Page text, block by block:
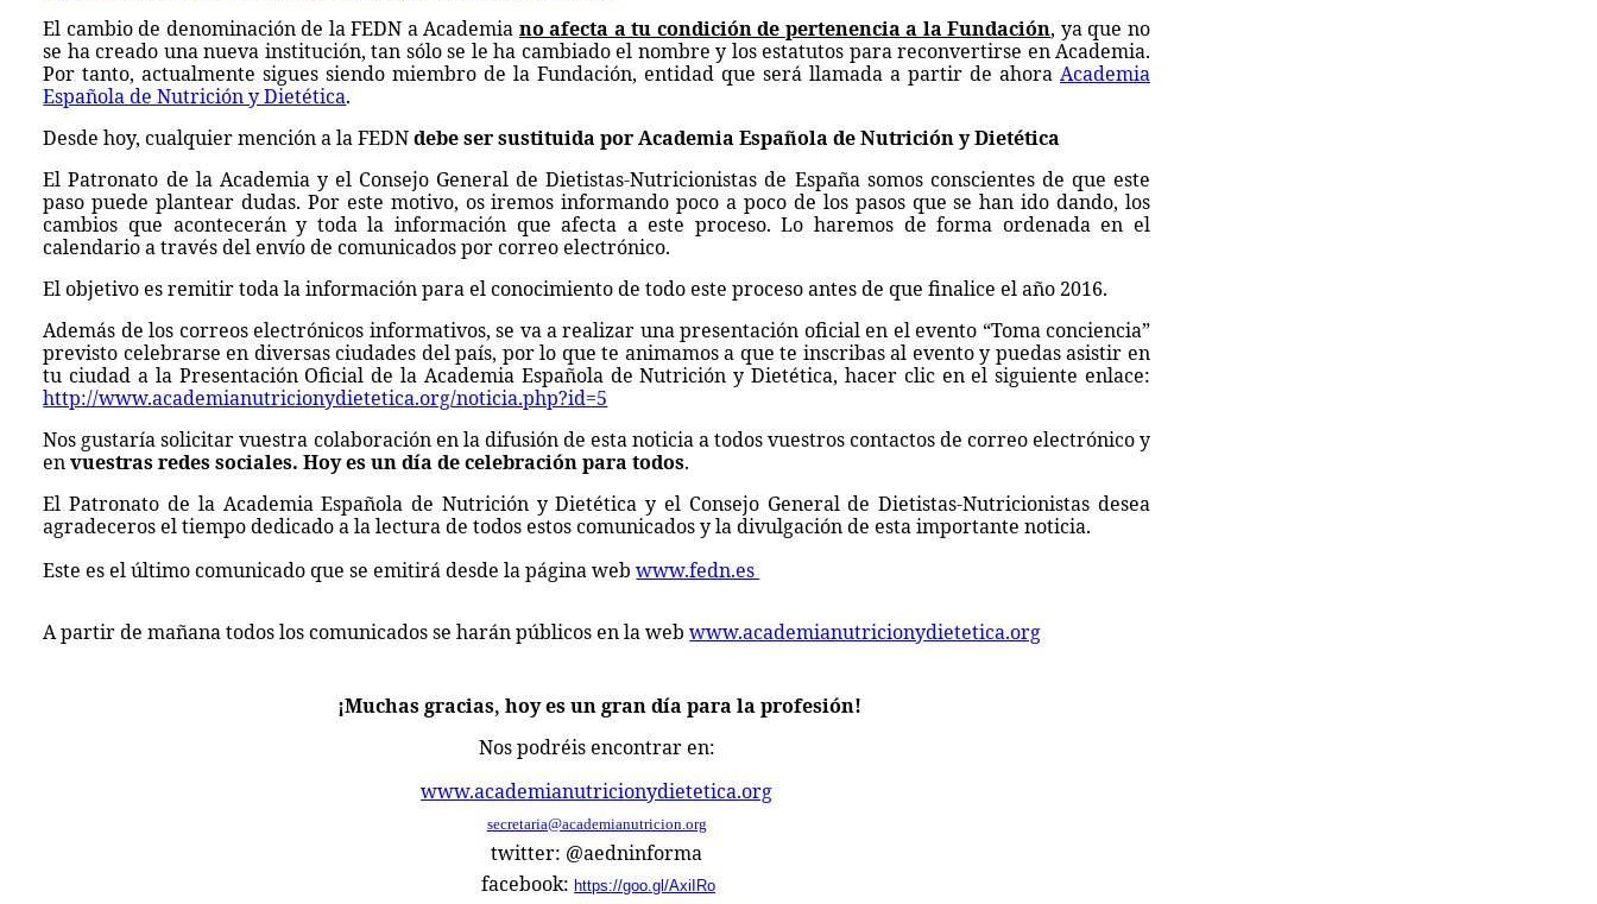
El cambio de denominación de la FEDN a Academia no afecta a tu condición de pertenencia a la Fundación, ya que no
se ha creado una nueva institución, tan sólo se le ha cambiado el nombre y los estatutos para reconvertirse en Academia.
Por tanto, actualmente sigues siendo miembro de la Fundación, entidad que será llamada a partir de ahora Academia
Española de Nutrición y Dietética.
Desde hoy, cualquier mención a la FEDNdebe ser sustituida por Academia Española de Nutrición y Dietética
El Patronato de la Academia y el Consejo General de Dietistas-Nutricionistas de España somos conscientes de que este
paso puede plantear dudas. Por este motivo, os iremos informando poco a poco de los pasos que se han ido dando, los
cambios que acontecerán y toda la información que afecta a este proceso. Lo haremos de forma ordenada en el
calendario a través del envío de comunicados por correo electrónico.
El objetivo es remitir toda la información para el conocimiento de todo este proceso antes de que finalice el año 2016.
Además de los correos electrónicos informativos, se va a realizar una presentación oficial en el evento “Toma conciencia”
previsto celebrarse en diversas ciudades del país, por lo que te animamos a que te inscribas al evento y puedas asistir en
tu ciudad a la Presentación Oficial de la Academia Española de Nutrición y Dietética, hacer clic en el siguiente enlace:
http://www.academianutricionydietetica.org/noticia.php?id=5
Nos gustaría solicitar vuestra colaboración en la difusión de esta noticia a todos vuestros contactos de correo electrónico y
envuestras redes sociales. Hoy es un día de celebración para todos.
El Patronato de la Academia Española de Nutrición y Dietética y el Consejo General de Dietistas-Nutricionistas desea
agradeceros el tiempo dedicado a la lectura de todos estos comunicados y la divulgación de esta importante noticia.
Este es el último comunicado que se emitirá desde la página webwww.fedn.es
A partir de mañana todos los comunicados se harán públicos en la webwww.academianutricionydietetica.org
¡Muchas gracias, hoy es un gran día para la profesión!
Nos podréis encontrar en:
www.academianutricionydietetica.org
secretaria@academianutricion.org
twitter: @aedninforma
facebook:https://goo.gl/AxiIRo